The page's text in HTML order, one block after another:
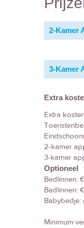
2-Kamer
3-Kamer
Extra
Extra
2-kamer
3-kamer
Optioneel
Bedlinnen:
Badlinnen:
Babybedje:
Minimum